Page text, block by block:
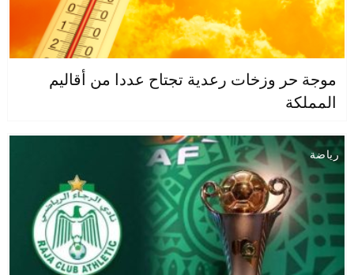
موجة حر وزخات رعدية تجتاح عددا من أقاليم
المملكة
رياضة